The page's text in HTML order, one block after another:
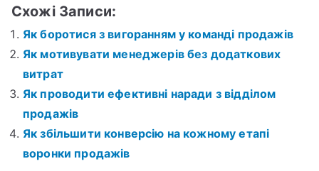
Схожі Записи:
Як боротися з вигоранням у команді продажів
Як мотивувати менеджерів без додаткових
витрат
Як проводити ефективні наради з відділом
продажів
Як збільшити конверсію на кожному етапі
воронки продажів